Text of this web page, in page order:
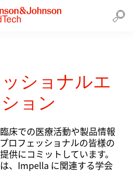
ショナルエ
ョン
床での医療活動や製品情報
ロフェッショナルの皆様の
供にコミットしています。
、Impella に関連する学会